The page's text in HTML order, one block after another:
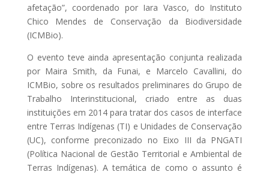
afetação”, coordenado por Iara Vasco, do Instituto
Chico Mendes de Conservação da Biodiversidade
(ICMBio).
O evento teve ainda apresentação conjunta realizada
por Maira Smith, da Funai, e Marcelo Cavallini, do
ICMBio, sobre os resultados preliminares do Grupo de
Trabalho Interinstitucional, criado entre as duas
instituições em 2014 para tratar dos casos de interface
entre Terras Indígenas (TI) e Unidades de Conservação
(UC), conforme preconizado no Eixo III da PNGATI
(Política Nacional de Gestão Territorial e Ambiental de
Terras Indígenas). A temática de como o assunto é